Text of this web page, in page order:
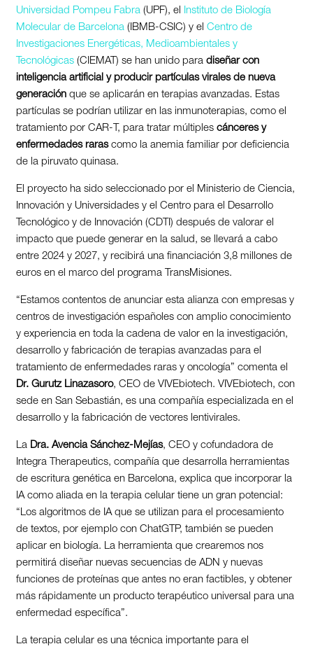
Universidad Pompeu Fabra(UPF), el Instituto de Biología
Molecular de Barcelona (IBMB-CSIC) y el Centro de
Investigaciones Energéticas, Medioambientales y
Tecnológicas(CIEMAT) se han unido para diseñar con
inteligencia artificial y producir partículas virales de nueva
generación que se aplicarán en terapias avanzadas. Estas
partículas se podrían utilizar en las inmunoterapias, como el
tratamiento por CAR-T, para tratar múltiples cánceres y
enfermedades raras como la anemia familiar por deficiencia
de la piruvato quinasa.
El proyecto ha sido seleccionado por el Ministerio de Ciencia,
Innovación y Universidades y el Centro para el Desarrollo
Tecnológico y de Innovación (CDTI) después de valorar el
impacto que puede generar en la salud, se llevará a cabo
entre 2024 y 2027, y recibirá una financiación 3,8 millones de
euros en el marco del programa TransMisiones.
“Estamos contentos de anunciar esta alianza con empresas y
centros de investigación españoles con amplio conocimiento
y experiencia en toda la cadena de valor en la investigación,
desarrollo y fabricación de terapias avanzadas para el
tratamiento de enfermedades raras y oncología” comenta el
Dr. Gurutz Linazasoro, CEO de VIVEbiotech. VIVEbiotech, con
sede en San Sebastián, es una compañía especializada en el
desarrollo y la fabricación de vectores lentivirales.
La Dra. Avencia Sánchez-Mejías, CEO y cofundadora de
Integra Therapeutics, compañía que desarrolla herramientas
de escritura genética en Barcelona, explica que incorporar la
IA como aliada en la terapia celular tiene un gran potencial:
“Los algoritmos de IA que se utilizan para el procesamiento
de textos, por ejemplo con ChatGTP, también se pueden
aplicar en biología. La herramienta que crearemos nos
permitirá diseñar nuevas secuencias de ADN y nuevas
funciones de proteínas que antes no eran factibles, y obtener
más rápidamente un producto terapéutico universal para una
enfermedad específica”.
La terapia celular es una técnica importante para el